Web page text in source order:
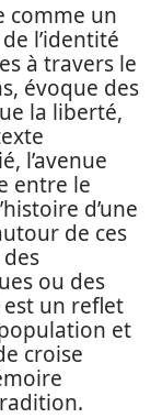
comme un
l’identité
à travers le
évoque des
la liberté,
l’avenue
entre le
d’une
de ces
ou des
est un reflet
et
croise